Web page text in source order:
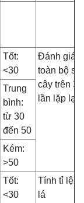
Tốt:
<30
Đánh giá
toàn bộ số
cây trên 3
lần lặp lại
Trung
bình:
từ 30
đến 50
Kém:
>50
Tốt:
<30
Tính tỉ lệ
lá